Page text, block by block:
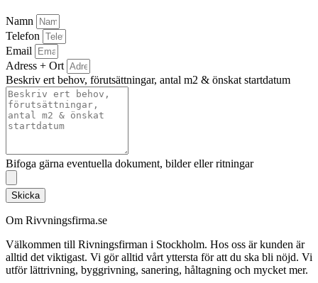
Namn
Telefon
Email
Adress + Ort
Beskriv ert behov, förutsättningar, antal m2 & önskat startdatum
Bifoga gärna eventuella dokument, bilder eller ritningar
Skicka
Om Rivvningsfirma.se
Välkommen till Rivningsfirman i Stockholm. Hos oss är kunden är
alltid det viktigast. Vi gör alltid vårt yttersta för att du ska bli nöjd. Vi
utför lättrivning, byggrivning, sanering, håltagning och mycket mer.